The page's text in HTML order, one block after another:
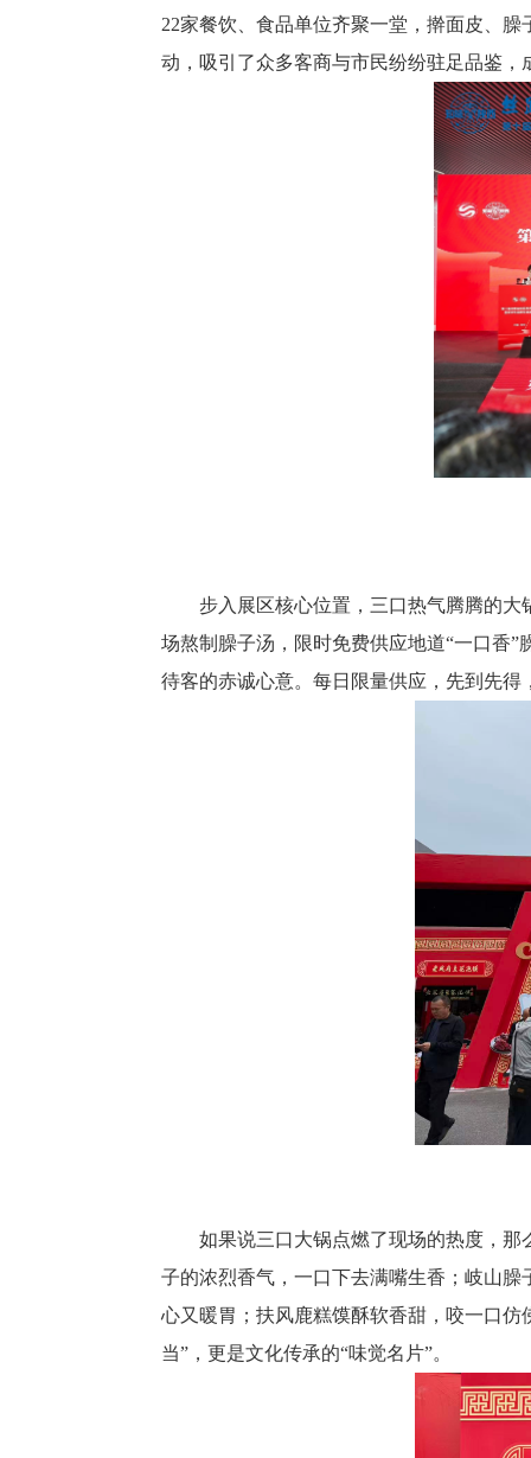
22家餐饮、食品单位齐聚一堂，擀面皮、
动，吸引了众多客商与市民纷纷驻足品鉴
步入展区核心位置，三口热气腾腾的
场熬制臊子汤，限时免费供应地道“一口香
待客的赤诚心意。每日限量供应，先到先
如果说三口大锅点燃了现场的热度，
子的浓烈香气，一口下去满嘴生香；岐山
心又暖胃；扶风鹿糕馍酥软香甜，咬一口
当”，更是文化传承的“味觉名片”。